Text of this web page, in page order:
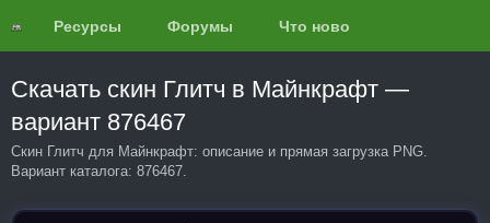
Ресурсы Форумы Что нового?
Скачать скин Глитч в Майнкрафт —
вариант 876467
Скин Глитч для Майнкрафт: описание и прямая загрузка PNG.
Вариант каталога: 876467.